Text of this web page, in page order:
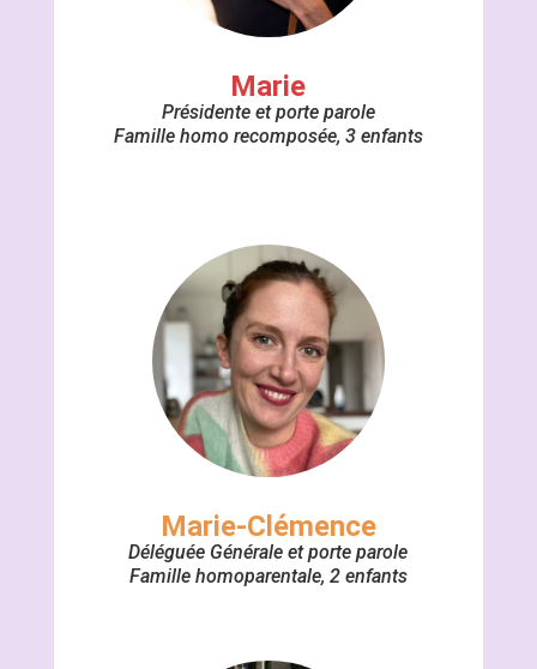
Marie
Présidente et porte parole
Famille homo recomposée, 3 enfants
Marie-Clémence
Déléguée Générale et porte parole
Famille homoparentale, 2 enfants